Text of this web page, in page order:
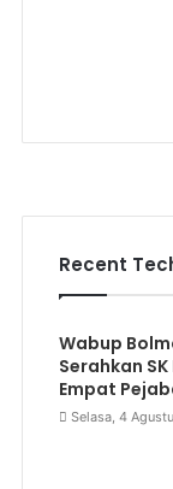
Recent
Wabup
Serahkan SK
Empat
Selasa, 4